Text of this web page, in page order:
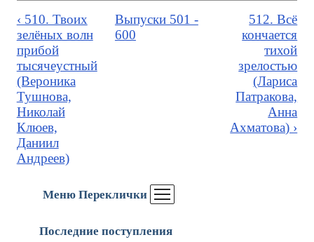
Меню Переклички
Последние поступления
‹ 510. Твоих
зелёных волн
прибой
тысячеустный
(Вероника
Тушнова,
Николай
Клюев,
Даниил
Андреев)
Выпуски 501 -
600
512. Всё
кончается
тихой
зрелостью
(Лариса
Патракова,
Анна
Ахматова) ›